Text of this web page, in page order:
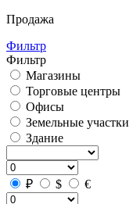
Продажа
Фильтр
Фильтр
Магазины
Торговые центры
Офисы
Земельные участки
Здание
₽ $ €